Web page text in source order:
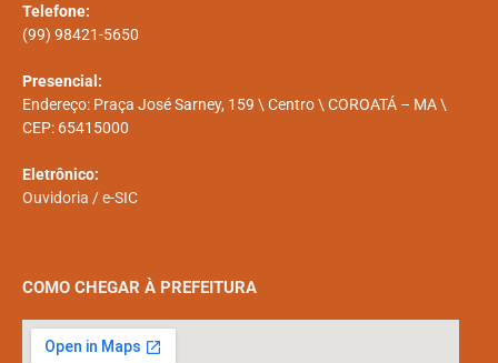
Telefone:
(99) 98421-5650
Presencial:
Endereço: Praça José Sarney, 159 \ Centro \ COROATÁ – MA \
CEP: 65415000
Eletrônico:
Ouvidoria /e-SIC
COMO CHEGAR À PREFEITURA